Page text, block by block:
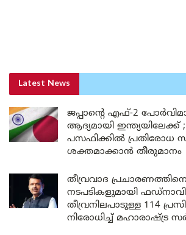
Latest News
ജപ്പാന്റെ എഫ്-2
ആദ്യമായി ഇന്ത്യയിലേക്ക്
പസഫിക്കിൽ
ശക്തമാക്കാൻ തീരുമാനം
തീവ്രവാദ
നടപടികളുമായി
തീവ്രനിലപാടുള്ള 114
നിരോധിച്ച് മഹാരാഷ്ട്ര